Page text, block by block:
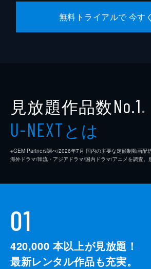
無料トライアルで 今す
見放題作品数No.1 ※
U-NEXTとは
※GEM Partners調べ/2026年7⽉ 国内の主要な定額制動画配
海外ドラマ/韓流・アジアドラマ/国内ドラマ/アニメを調査。
01
420,000 本以上が見放題！
最新レンタル作品も充実。